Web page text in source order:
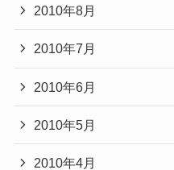
2010年8月
2010年7月
2010年6月
2010年5月
2010年4月